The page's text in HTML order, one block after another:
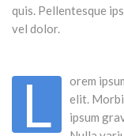
quis. Pellentesque
vel dolor.
L
orem
elit. Morbi
ipsum